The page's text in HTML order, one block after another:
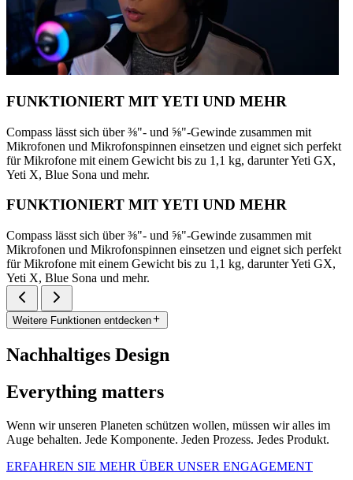
FUNKTIONIERT MIT YETI UND MEHR
Compass lässt sich über ⅜"- und ⅝"-Gewinde zusammen mit
Mikrofonen und Mikrofonspinnen einsetzen und eignet sich perfekt
für Mikrofone mit einem Gewicht bis zu 1,1 kg, darunter Yeti GX,
Yeti X, Blue Sona und mehr.
FUNKTIONIERT MIT YETI UND MEHR
Compass lässt sich über ⅜"- und ⅝"-Gewinde zusammen mit
Mikrofonen und Mikrofonspinnen einsetzen und eignet sich perfekt
für Mikrofone mit einem Gewicht bis zu 1,1 kg, darunter Yeti GX,
Yeti X, Blue Sona und mehr.
Weitere Funktionen entdecken
Nachhaltiges Design
Everything matters
Wenn wir unseren Planeten schützen wollen, müssen wir alles im
Auge behalten. Jede Komponente. Jeden Prozess. Jedes Produkt.
ERFAHREN SIE MEHR ÜBER UNSER ENGAGEMENT